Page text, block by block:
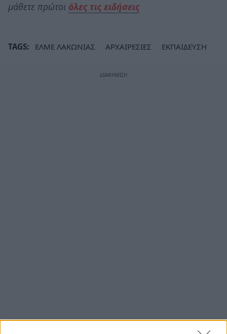
μάθετε πρώτοι όλες τις ειδήσεις
TAGS: ΕΛΜΕ ΛΑΚΩΝΙΑΣ ΑΡΧΑΙΡΕΣΙΕΣ ΕΚΠΑΙΔΕΥΣΗ